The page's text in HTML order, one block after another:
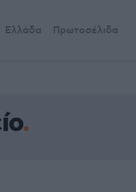
Ελλάδα Πρωτοσέλιδα